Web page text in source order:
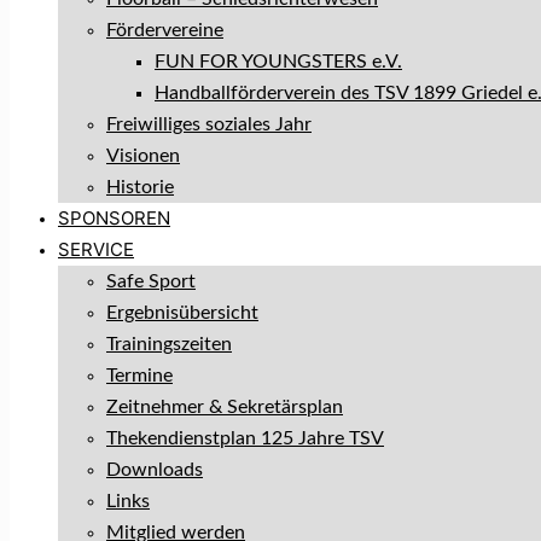
Fördervereine
FUN FOR YOUNGSTERS e.V.
Handballförderverein des TSV 1899 Griedel
Freiwilliges soziales Jahr
Visionen
Historie
SPONSOREN
SERVICE
Safe Sport
Ergebnisübersicht
Trainingszeiten
Termine
Zeitnehmer & Sekretärsplan
Thekendienstplan 125 Jahre TSV
Downloads
Links
Mitglied werden